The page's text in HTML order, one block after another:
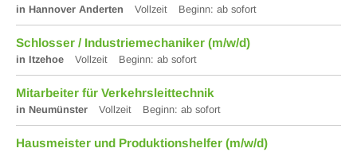
in Hannover Anderten Vollzeit Beginn: ab sofort
Schlosser / Industriemechaniker (m/w/d)
in Itzehoe Vollzeit Beginn: ab sofort
Mitarbeiter für Verkehrsleittechnik
in Neumünster Vollzeit Beginn: ab sofort
Hausmeister und Produktionshelfer (m/w/d)